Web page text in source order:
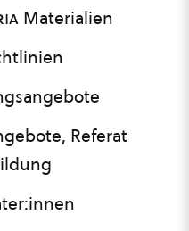
Materialien
Referat